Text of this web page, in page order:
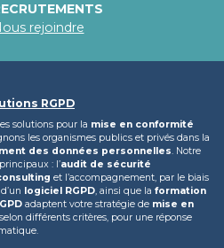
rejoindre
RGPD
solutions pour la mise en conformité
les organismes publics et privés dans la
des données personnelles. Notre
: l’audit de sécurité
et l’accompagnement, par le biais
logiciel RGPD, ainsi que la formation
adaptent votre stratégie de mise en
selon différents critères, pour une réponse